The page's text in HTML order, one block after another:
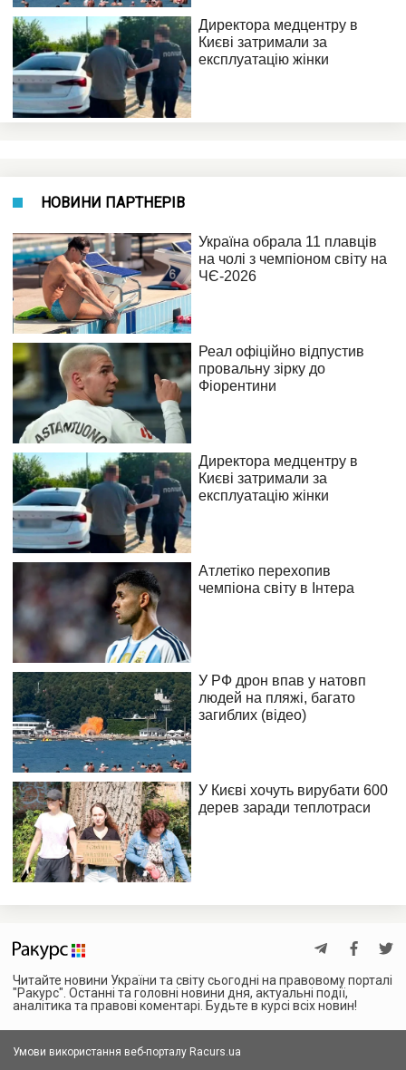
НОВИНИ ПАРТНЕРІВ
Читайте новини України та світу сьогодні на правовому порталі
"Ракурс". Останні та головні новини дня, актуальні події,
аналітика та правові коментарі. Будьте в курсі всіх новин!
Умови використання веб-порталу Racurs.ua